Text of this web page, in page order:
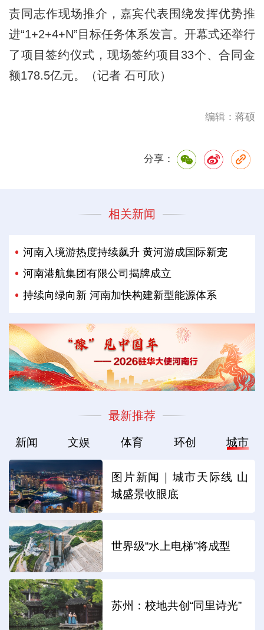
责同志作现场推介，嘉宾代表围绕发挥优势推
进“1+2+4+N”目标任务体系发言。开幕式还举行
了项目签约仪式，现场签约项目33个、合同金
额178.5亿元。（记者 石可欣）
编辑：蒋硕
分享：
相关新闻
河南入境游热度持续飙升 黄河游成国际新宠
河南港航集团有限公司揭牌成立
持续向绿向新 河南加快构建新型能源体系
最新推荐
新闻 文娱 体育 环创 城市
图片新闻｜城市天际线 山
城盛景收眼底
世界级“水上电梯”将成型
苏州：校地共创“同里诗光”